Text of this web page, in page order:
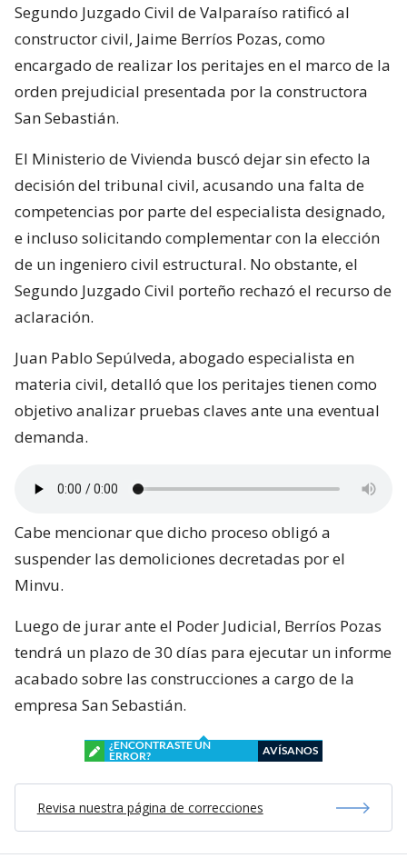
Segundo Juzgado Civil de Valparaíso ratificó al
constructor civil, Jaime Berríos Pozas, como
encargado de realizar los peritajes en el marco de la
orden prejudicial presentada por la constructora
San Sebastián.
El Ministerio de Vivienda buscó dejar sin efecto la
decisión del tribunal civil, acusando una falta de
competencias por parte del especialista designado,
e incluso solicitando complementar con la elección
de un ingeniero civil estructural. No obstante, el
Segundo Juzgado Civil porteño rechazó el recurso de
aclaración.
Juan Pablo Sepúlveda, abogado especialista en
materia civil, detalló que los peritajes tienen como
objetivo analizar pruebas claves ante una eventual
demanda.
Cabe mencionar que dicho proceso obligó a
suspender las demoliciones decretadas por el
Minvu.
Luego de jurar ante el Poder Judicial, Berríos Pozas
tendrá un plazo de 30 días para ejecutar un informe
acabado sobre las construcciones a cargo de la
empresa San Sebastián.
¿ENCONTRASTE UN
ERROR?
AVÍSANOS
Revisa nuestra página de correcciones